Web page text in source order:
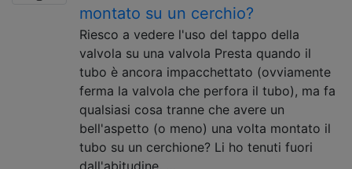
montato su un cerchio?
Riesco a vedere l'uso del tappo della
valvola su una valvola Presta quando il
tubo è ancora impacchettato (ovviamente
ferma la valvola che perfora il tubo), ma fa
qualsiasi cosa tranne che avere un
bell'aspetto (o meno) una volta montato il
tubo su un cerchione? Li ho tenuti fuori
dall'abitudine, …